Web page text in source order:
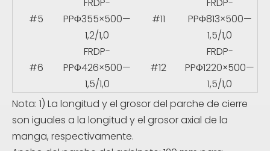
#5
PPΦ355×500—
1,2/1,0
#11
PPΦ813×500—
1,5/1,0
#6
FRDP-
PPΦ426×500—
1,5/1,0
#12
FRDP-
PPΦ1220×500—
1,5/1,0
Nota: 1) La longitud y el grosor del parche de cierre
son iguales a la longitud y el grosor axial de la
manga, respectivamente.